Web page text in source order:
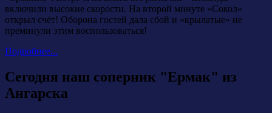
включили высокие скорости. На второй минуте «Сокол»
открыл счёт! Оборона гостей дала сбой и «крылатые» не
преминули этим воспользоваться!
Подробнее...
Сегодня наш соперник "Ермак" из
Ангарска